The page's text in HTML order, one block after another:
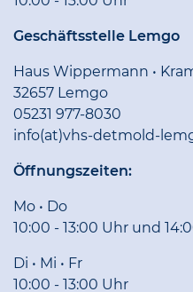
Geschäftsstelle Lemgo
Haus Wippermann •
32657 Lemgo
05231 977-8030
info(at)vhs-detmold-
Öffnungszeiten:
Mo • Do
10:00 - 13:00 Uhr und
Di • Mi • Fr
10:00 - 13:00 Uhr